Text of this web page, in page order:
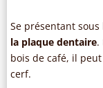
Se présentant
la plaque dentaire.
bois de café, il
cerf.